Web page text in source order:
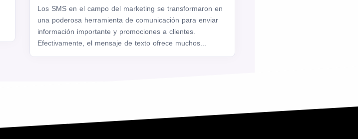
Los SMS en el campo del marketing se transformaron en
una poderosa herramienta de comunicación para enviar
información importante y promociones a clientes.
Efectivamente, el mensaje de texto ofrece muchos...